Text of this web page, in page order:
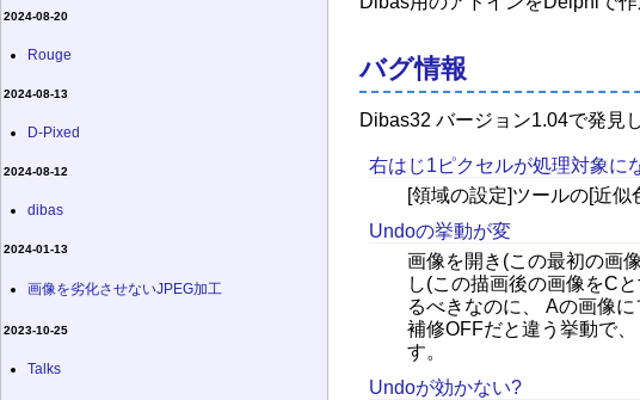
バグ情報
Dibas32 バージョン1.04で発見
右はじ1ピクセルが処理対象に
[領域の設定]ツールの[近
Undoの挙動が変
画像を開き(この最初の画
し(この描画後の画像をC
るべきなのに、 Aの画像
補修OFFだと違う挙動で
す。
Undoが効かない?
2024-08-20
Rouge
2024-08-13
D-Pixed
2024-08-12
dibas
2024-01-13
画像を劣化させないJPEG加工
2023-10-25
Talks